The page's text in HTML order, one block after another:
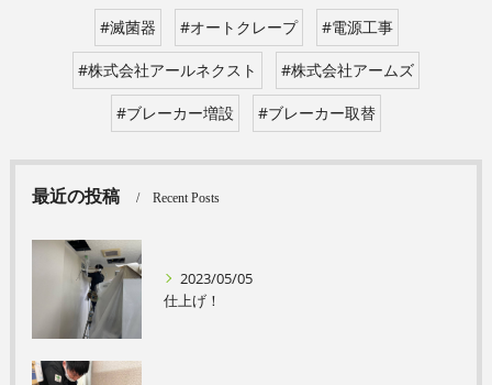
#滅菌器 #オートクレープ #電源工事
#株式会社アールネクスト #株式会社アームズ
#ブレーカー増設 #ブレーカー取替
最近の投稿 Recent Posts
2023/05/05
仕上げ！